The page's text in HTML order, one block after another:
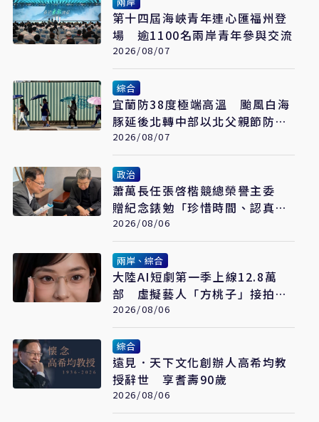
第十四屆海峽青年連心匯福州登
場 逾1100名兩岸青年參與交流
2026/08/07
綜合
宜蘭防38度極端高溫 颱風白海
豚延後北轉中部以北父親節防豪
大雨
2026/08/07
政治
蕭萬長任張啓楷競總榮譽主委
贈紀念錶勉「珍惜時間、認真打
拚」
2026/08/06
兩岸、綜合
大陸AI短劇第一季上線12.8萬
部 虛擬藝人「方桃子」接拍美
瞳廣告
2026/08/06
綜合
遠見．天下文化創辦人高希均教
授辭世 享耆壽90歲
2026/08/06